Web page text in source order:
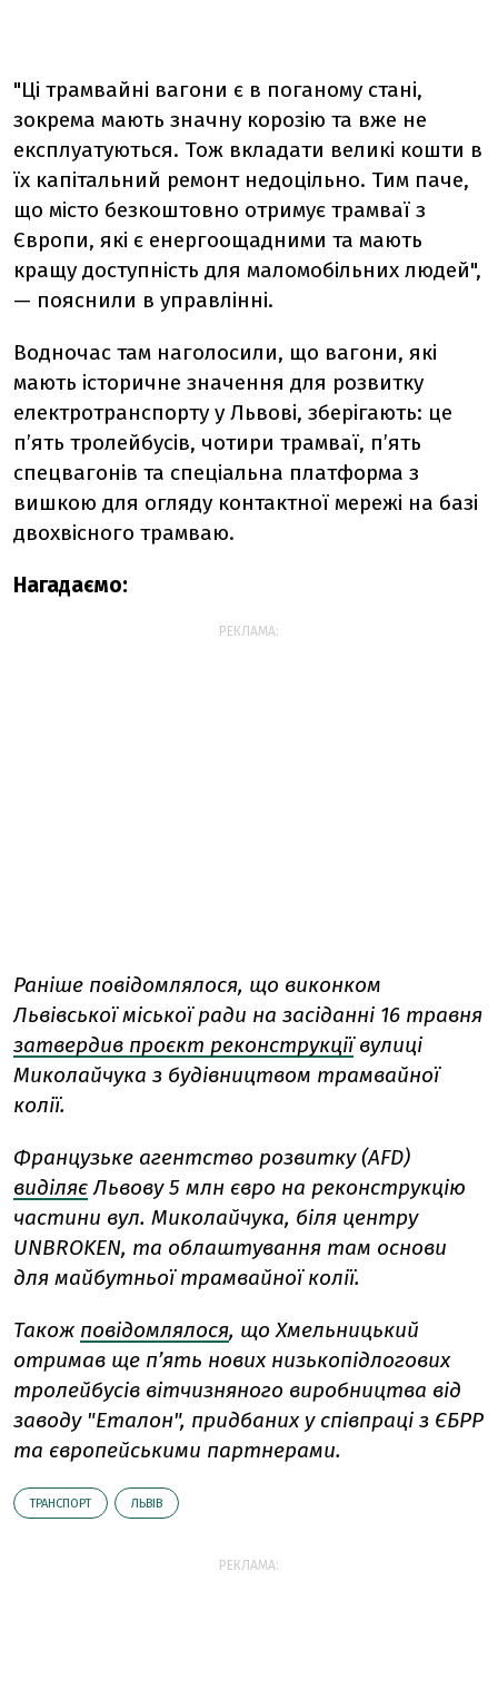
"Ці трамвайні вагони є в поганому стані,
зокрема мають значну корозію та вже не
експлуатуються. Тож вкладати великі кошти в
їх капітальний ремонт недоцільно. Тим паче,
що місто безкоштовно отримує трамваї з
Європи, які є енергоощадними та мають
кращу доступність для маломобільних людей",
— пояснили в управлінні.
Водночас там наголосили, що вагони, які
мають історичне значення для розвитку
електротранспорту у Львові, зберігають: це
п’ять тролейбусів, чотири трамваї, п’ять
спецвагонів та спеціальна платформа з
вишкою для огляду контактної мережі на базі
двохвісного трамваю.
Нагадаємо:
РЕКЛАМА:
Раніше повідомлялося, що виконком
Львівської міської ради на засіданні 16 травня
затвердив проєкт реконструкції вулиці
Миколайчука з будівництвом трамвайної
колії.
Французьке агентство розвитку (AFD)
виділяє Львову 5 млн євро на реконструкцію
частини вул. Миколайчука, біля центру
UNBROKEN, та облаштування там основи
для майбутньої трамвайної колії.
Також повідомлялося, що Хмельницький
отримав ще п’ять нових низькопідлогових
тролейбусів вітчизняного виробництва від
заводу "Еталон", придбаних у співпраці з ЄБРР
та європейськими партнерами.
ТРАНСПОРТ ЛЬВІВ
РЕКЛАМА: